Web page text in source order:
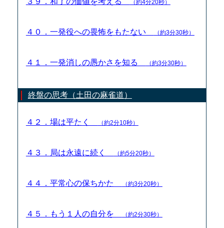
（約4分20秒）
４０．一発役への畏怖をもたない （約3分30秒）
４１．一発消しの愚かさを知る （約3分30秒）
終盤の思考（土田の麻雀道）
４２．場は平たく （約2分10秒）
４３．局は永遠に続く （約5分20秒）
４４．平常心の保ちかた （約3分20秒）
４５．もう１人の自分を （約2分30秒）